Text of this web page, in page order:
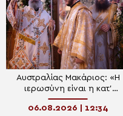
Αυστραλίας Μακάριος: «Η
ιερωσύνη είναι η κατ’
εξοχήν μεταμορφωτική
δύναμη μέσα σε έναν κόσμο
06.08.2026 | 12:34